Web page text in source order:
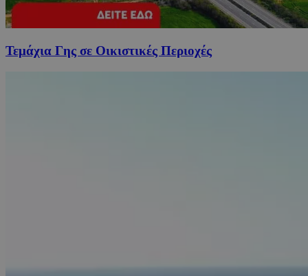
Τεμάχια Γης σε Οικιστικές Περιοχές